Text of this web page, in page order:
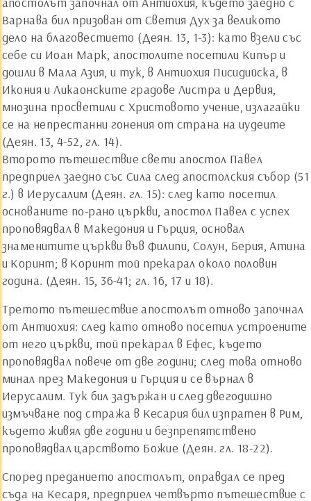
Варнава бил призован от Светия Дух за великото
дело на благовестието (Деян. 13, 1-3): като взели със
себе си Иоан Марк, апостолите посетили Кипър и
дошли в Мала Азия, и тук, в Антиохия Писидийска, в
Икония и Ликаонските градове Листра и Дервия,
мнозина просветили с Христовото учение, излагайки
се на непрестанни гонения от страна на иудеите
(Деян. 13, 4-52, гл. 14).
Второто пътешествие свети апостол Павел
предприел заедно със Сила след апостолския събор (51
г.) в Иерусалим (Деян. гл. 15): след като посетил
основаните по-рано църкви, апостол Павел с успех
проповядвал в Македония и Гърция, основал
знаменитите църкви във Филипи, Солун, Берия, Атина
и Коринт; в Коринт той прекарал около половин
година. (Деян. 15, 36-41; гл. 16, 17 и 18).
Третото пътешествие апостолът отново започнал
от Антиохия: след като отново посетил устроените
от него църкви, той прекарал в Ефес, където
проповядвал повече от две години; след това отново
минал през Македония и Гърция и се върнал в
Иерусалим. Тук бил задържан и след двегодишно
измъчване под стража в Кесария бил изпратен в Рим,
където живял две години и безпрепятствено
проповядвал царството Божие (Деян. гл. 18-22).
Според преданието апостолът, оправдал се пред
съда на Кесаря, предприел четвърто пътешествие с